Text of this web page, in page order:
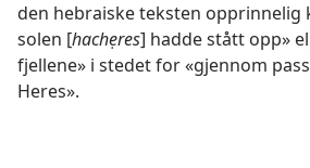
den hebraiske teksten opprinnelig
solen [hachẹres] hadde stått opp»
fjellene» i stedet for «gjennom
Heres».